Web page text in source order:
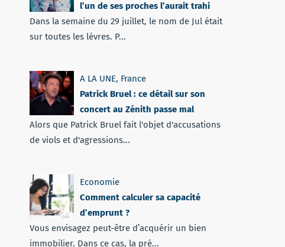
l’un de ses proches l’aurait trahi
Dans la semaine du 29 juillet, le nom de Jul était
sur toutes les lèvres. P...
A LA UNE, France
Patrick Bruel : ce détail sur son
concert au Zénith passe mal
Alors que Patrick Bruel fait l'objet d'accusations
de viols et d'agressions...
Economie
Comment calculer sa capacité
d’emprunt ?
Vous envisagez peut-être d’acquérir un bien
immobilier. Dans ce cas, la pré...